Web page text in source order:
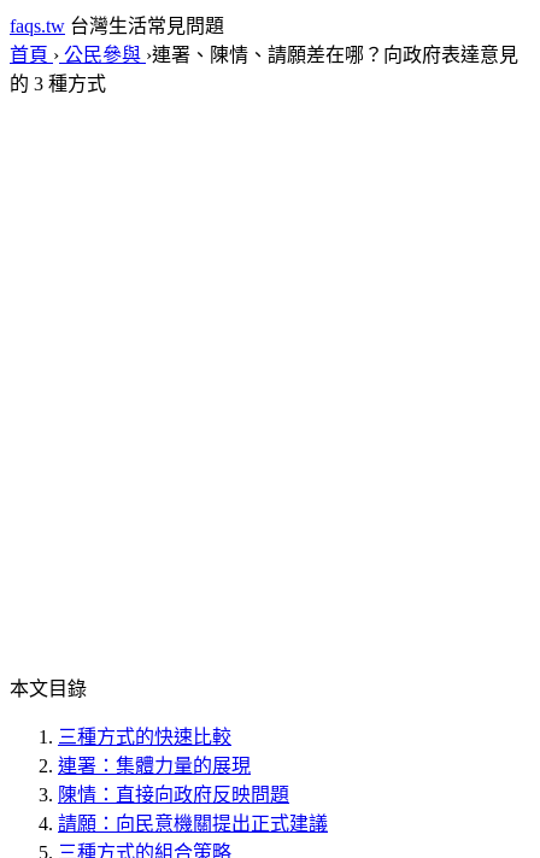
faqs.tw 台灣生活常見問題
首頁 › 公民參與 ›連署、陳情、請願差在哪？向政府表達意見
的 3 種方式
本文目錄
三種方式的快速比較
連署：集體力量的展現
陳情：直接向政府反映問題
請願：向民意機關提出正式建議
三種方式的組合策略